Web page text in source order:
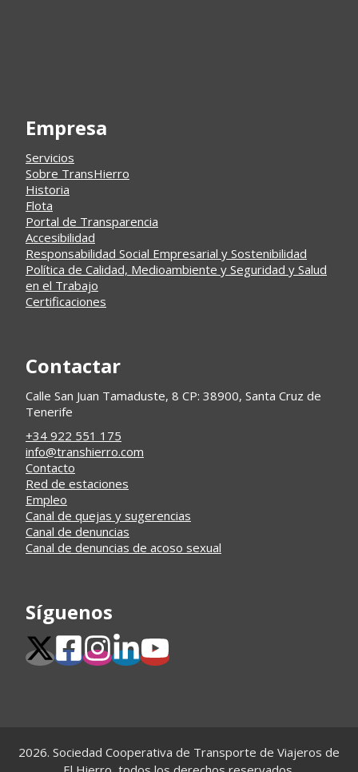
Empresa
Servicios
Sobre TransHierro
Historia
Flota
Portal de Transparencia
Accesibilidad
Responsabilidad Social Empresarial y Sostenibilidad
Política de Calidad, Medioambiente y Seguridad y Salud
en el Trabajo
Certificaciones
Contactar
Calle San Juan Tamaduste, 8 CP: 38900, Santa Cruz de
Tenerife
+34 922 551 175
info@transhierro.com
Contacto
Red de estaciones
Empleo
Canal de quejas y sugerencias
Canal de denuncias
Canal de denuncias de acoso sexual
Síguenos
2026. Sociedad Cooperativa de Transporte de Viajeros de